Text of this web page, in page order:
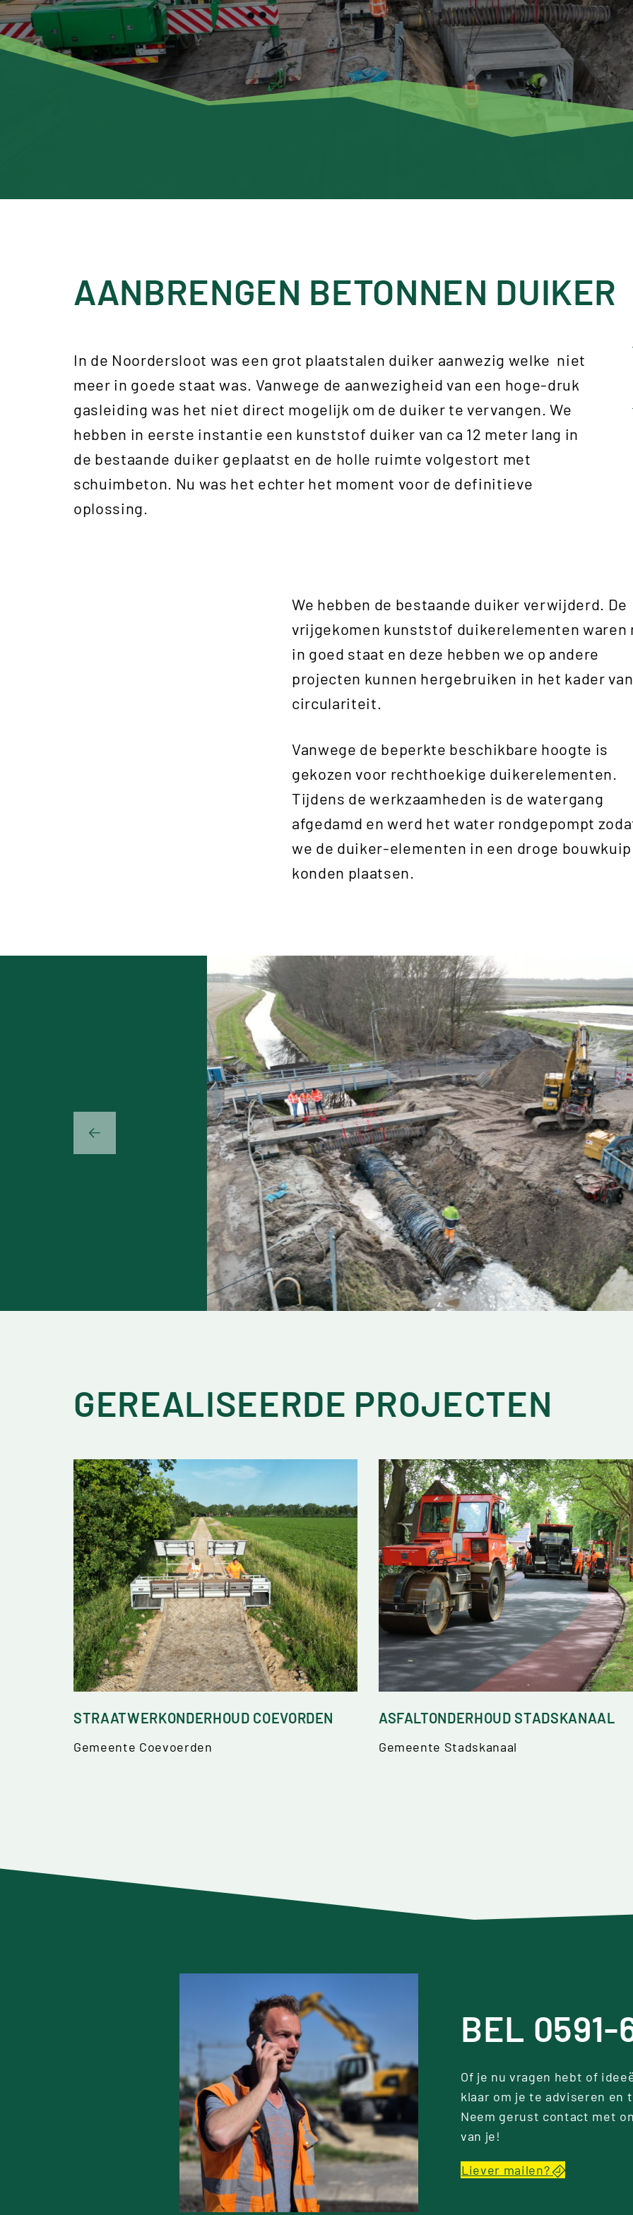
AANBRENGEN BETONNEN DUIKER
In de Noordersloot was een grot plaatstalen duiker aanwezig welke niet
meer in goede staat was. Vanwege de aanwezigheid van een hoge-druk
gasleiding was het niet direct mogelijk om de duiker te vervangen. We
hebben in eerste instantie een kunststof duiker van ca 12 meter lang in
de bestaande duiker geplaatst en de holle ruimte volgestort met
schuimbeton. Nu was het echter het moment voor de definitieve
oplossing.
We hebben de bestaande duiker verwijderd. De
vrijgekomen kunststof duikerelementen waren
in goed staat en deze hebben we op andere
projecten kunnen hergebruiken in het kader van
circulariteit.
Vanwege de beperkte beschikbare hoogte is
gekozen voor rechthoekige duikerelementen.
Tijdens de werkzaamheden is de watergang
afgedamd en werd het water rondgepompt
we de duiker-elementen in een droge bouwkuip
konden plaatsen.
GEREALISEERDE PROJECTEN
STRAATWERKONDERHOUD COEVORDEN
Gemeente Coevoerden
ASFALTONDERHOUD STADSKANAAL
Gemeente Stadskanaal
BEL
Of je nu vragen hebt of
klaar om je te adviseren en
Neem gerust contact met
van je!
Liever mailen?